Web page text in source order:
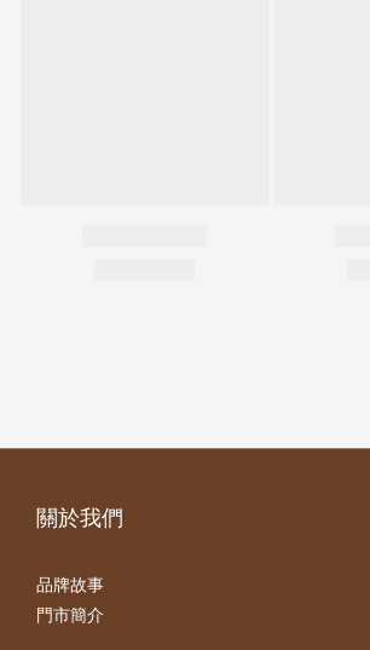
關於我們
品牌故事
門市簡介